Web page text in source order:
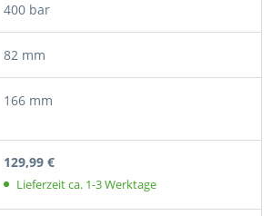
400 bar
82 mm
166 mm
129,99 €
Lieferzeit ca. 1-3 Werktage